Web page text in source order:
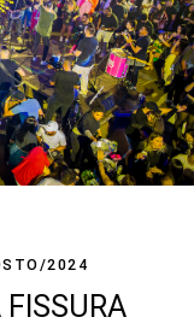
2024